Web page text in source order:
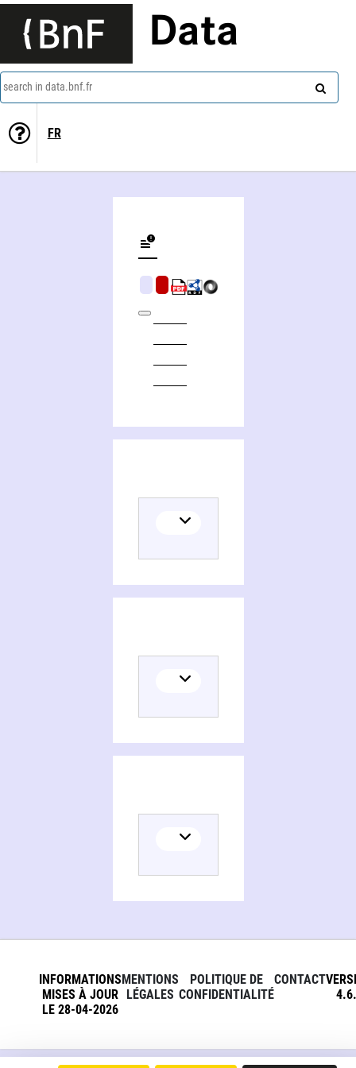
Data
search in data.bnf.fr
FR
INFORMATIONS
MISES À JOUR
LE 28-04-2026
MENTIONS
LÉGALES
POLITIQUE DE
CONFIDENTIALITÉ
CONTACT